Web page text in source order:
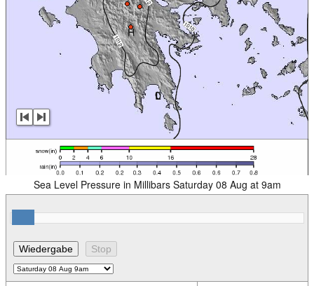
Sea Level Pressure in Millibars Saturday 08 Aug at 9am